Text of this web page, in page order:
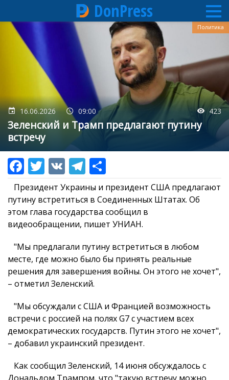
Перейти
основному
содержанию
DonPress
16.06.2026 09:00 423
Зеленский и Трамп предлагают путину
встречу
Политика
Президент Украины и президент США предлагают
путину встретиться в Соединенных Штатах. Об
этом глава государства сообщил в
видеообращении, пишет УНИАН.
"Мы предлагали путину встретиться в любом
месте, где можно было бы принять реальные
решения для завершения войны. Он этого не хочет",
– отметил Зеленский.
"Мы обсуждали с США и Францией возможность
встречи с россией на полях G7 с участием всех
демократических государств. Путин этого не хочет",
– добавил украинский президент.
Как сообщил Зеленский, 14 июня обсуждалось с